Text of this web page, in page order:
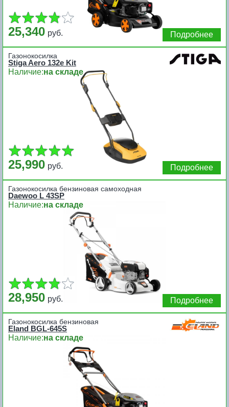
25,340 руб. Подробнее
Газонокосилка
Stiga Aero 132e Kit
Наличие:на складе
25,990 руб. Подробнее
Газонокосилка бензиновая самоходная
Daewoo L 43SP
Наличие:на складе
28,950 руб. Подробнее
Газонокосилка бензиновая
Eland BGL-645S
Наличие:на складе